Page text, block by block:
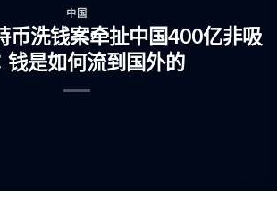
中国
币洗钱案牵扯中国400亿非吸
钱是如何流到国外的